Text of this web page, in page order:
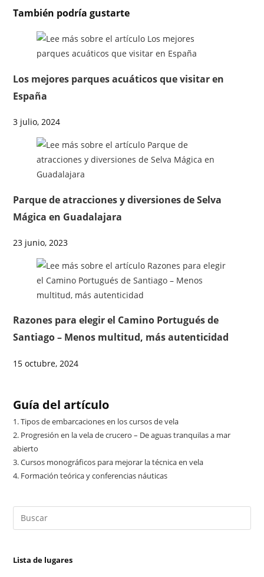
También podría gustarte
Los mejores parques acuáticos que visitar en
España
3 julio, 2024
Parque de atracciones y diversiones de Selva
Mágica en Guadalajara
23 junio, 2023
Razones para elegir el Camino Portugués de
Santiago – Menos multitud, más autenticidad
15 octubre, 2024
Guía del artículo
1.Tipos de embarcaciones en los cursos de vela
2. Progresión en la vela de crucero – De aguas tranquilas a mar
abierto
3.Cursos monográficos para mejorar la técnica en vela
4. Formación teórica y conferencias náuticas
Lista de lugares